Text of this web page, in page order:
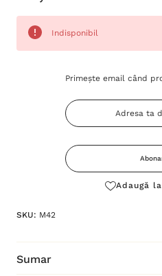
Indisponibil
Primește email când
Adaugă
SKU: M42
Sumar